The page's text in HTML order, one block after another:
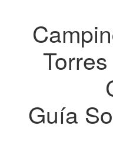
Guía